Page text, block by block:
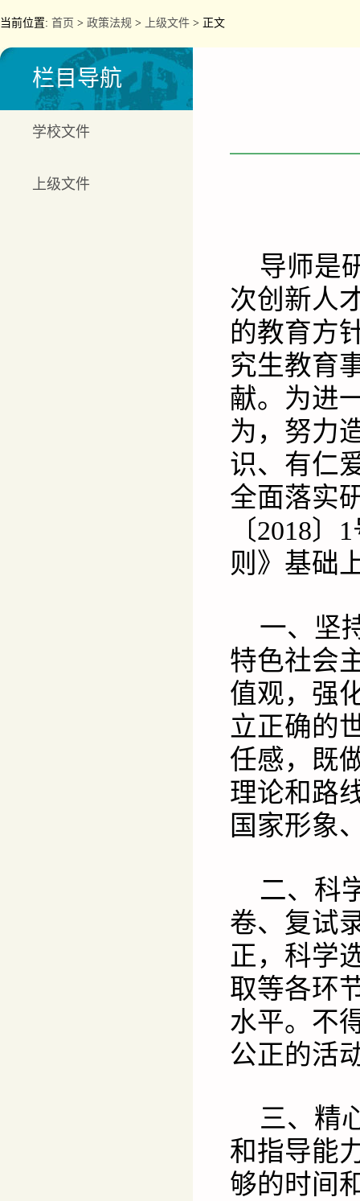
当前位置: 首页 > 政策法规 > 上级文件 > 正文
栏目导航
学校文件
上级文件
导师是
次创新人
的教育方
究生教育
献。为进
为，努力
识、有仁
全面落实
〔2018
则》基础
一、坚
特色社会
值观，强
立正确的
任感，既
理论和路
国家形象
二、科
卷、复试
正，科学
取等各环
水平。不
公正的活
三、精
和指导能
够的时间